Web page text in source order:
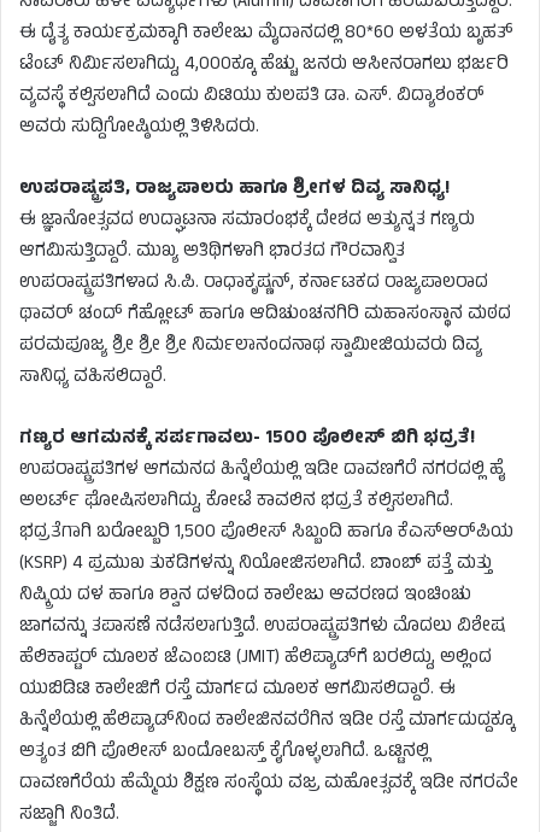
ಈ ದೈತ್ಯ ಕಾರ್ಯಕ್ರಮಕ್ಕಾಗಿ ಕಾಲೇಜು ಮೈದಾನದಲ್ಲಿ 80*60 ಅಳತೆಯ ಬೃಹತ್
ಟೆಂಟ್ ನಿರ್ಮಿಸಲಾಗಿದ್ದು, 4,000ಕ್ಕೂ ಹೆಚ್ಚು ಜನರು ಆಸೀನರಾಗಲು ಭರ್ಜರಿ
ವ್ಯವಸ್ಥೆ ಕಲ್ಪಿಸಲಾಗಿದೆ ಎಂದು ವಿಟಿಯು ಕುಲಪತಿ ಡಾ. ಎಸ್. ವಿದ್ಯಾಶಂಕರ್
ಅವರು ಸುದ್ದಿಗೋಷ್ಠಿಯಲ್ಲಿ ತಿಳಿಸಿದರು.
ಉಪರಾಷ್ಟ್ರಪತಿ, ರಾಜ್ಯಪಾಲರು ಹಾಗೂ ಶ್ರೀಗಳ ದಿವ್ಯ ಸಾನಿಧ್ಯ!
ಈ ಜ್ಞಾನೋತ್ಸವದ ಉದ್ಘಾಟನಾ ಸಮಾರಂಭಕ್ಕೆ ದೇಶದ ಅತ್ಯುನ್ನತ ಗಣ್ಯರು
ಆಗಮಿಸುತ್ತಿದ್ದಾರೆ. ಮುಖ್ಯ ಅತಿಥಿಗಳಾಗಿ ಭಾರತದ ಗೌರವಾನ್ವಿತ
ಉಪರಾಷ್ಟ್ರಪತಿಗಳಾದ ಸಿ.ಪಿ. ರಾಧಾಕೃಷ್ಣನ್, ಕರ್ನಾಟಕದ ರಾಜ್ಯಪಾಲರಾದ
ಥಾವರ್ ಚಂದ್ ಗೆಹ್ಲೋಟ್ ಹಾಗೂ ಆದಿಚುಂಚನಗಿರಿ ಮಹಾಸಂಸ್ಥಾನ ಮಠದ
ಪರಮಪೂಜ್ಯ ಶ್ರೀ ಶ್ರೀ ಶ್ರೀ ನಿರ್ಮಲಾನಂದನಾಥ ಸ್ವಾಮೀಜಿಯವರು ದಿವ್ಯ
ಸಾನಿಧ್ಯ ವಹಿಸಲಿದ್ದಾರೆ.
ಗಣ್ಯರ ಆಗಮನಕ್ಕೆ ಸರ್ಪಗಾವಲು- 1500 ಪೊಲೀಸ್ ಬಿಗಿ ಭದ್ರತೆ!
ಉಪರಾಷ್ಟ್ರಪತಿಗಳ ಆಗಮನದ ಹಿನ್ನೆಲೆಯಲ್ಲಿ ಇಡೀ ದಾವಣಗೆರೆ ನಗರದಲ್ಲಿ ಹೈ
ಅಲರ್ಟ್ ಘೋಷಿಸಲಾಗಿದ್ದು, ಕೋಟೆ ಕಾವಲಿನ ಭದ್ರತೆ ಕಲ್ಪಿಸಲಾಗಿದೆ.
ಭದ್ರತೆಗಾಗಿ ಬರೋಬ್ಬರಿ 1,500 ಪೊಲೀಸ್ ಸಿಬ್ಬಂದಿ ಹಾಗೂ ಕೆಎಸ್‌ಆರ್‌ಪಿಯ
(KSRP) 4 ಪ್ರಮುಖ ತುಕಡಿಗಳನ್ನು ನಿಯೋಜಿಸಲಾಗಿದೆ. ಬಾಂಬ್ ಪತ್ತೆ ಮತ್ತು
ನಿಷ್ಕ್ರಿಯ ದಳ ಹಾಗೂ ಶ್ವಾನ ದಳದಿಂದ ಕಾಲೇಜು ಆವರಣದ ಇಂಚಿಂಚು
ಜಾಗವನ್ನು ತಪಾಸಣೆ ನಡೆಸಲಾಗುತ್ತಿದೆ. ಉಪರಾಷ್ಟ್ರಪತಿಗಳು ಮೊದಲು ವಿಶೇಷ
ಹೆಲಿಕಾಪ್ಟರ್ ಮೂಲಕ ಜೆಎಂಐಟಿ (JMIT) ಹೆಲಿಪ್ಯಾಡ್‌ಗೆ ಬರಲಿದ್ದು, ಅಲ್ಲಿಂದ
ಯುಬಿಡಿಟಿ ಕಾಲೇಜಿಗೆ ರಸ್ತೆ ಮಾರ್ಗದ ಮೂಲಕ ಆಗಮಿಸಲಿದ್ದಾರೆ. ಈ
ಹಿನ್ನೆಲೆಯಲ್ಲಿ ಹೆಲಿಪ್ಯಾಡ್‌ನಿಂದ ಕಾಲೇಜಿನವರೆಗಿನ ಇಡೀ ರಸ್ತೆ ಮಾರ್ಗದುದ್ದಕ್ಕೂ
ಅತ್ಯಂತ ಬಿಗಿ ಪೊಲೀಸ್ ಬಂದೋಬಸ್ತ್ ಕೈಗೊಳ್ಳಲಾಗಿದೆ. ಒಟ್ಟಿನಲ್ಲಿ
ದಾವಣಗೆರೆಯ ಹೆಮ್ಮೆಯ ಶಿಕ್ಷಣ ಸಂಸ್ಥೆಯ ವಜ್ರ ಮಹೋತ್ಸವಕ್ಕೆ ಇಡೀ ನಗರವೇ
ಸಜ್ಜಾಗಿ ನಿಂತಿದೆ.